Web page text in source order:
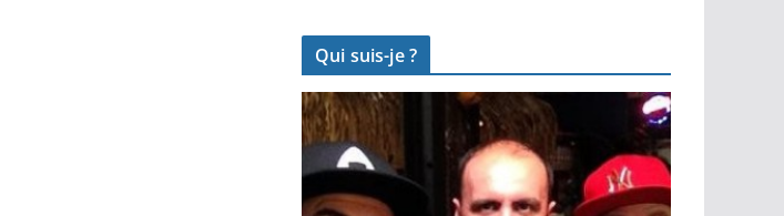
Qui suis-je ?